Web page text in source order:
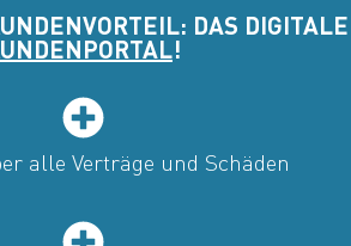
DAS DIGITALE
!
alle Verträge und Schäden